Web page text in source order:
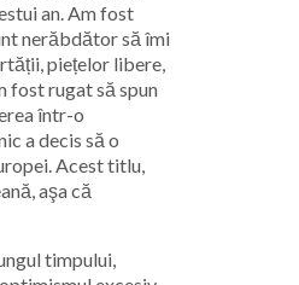
an. Am fost
nerăbdător să îmi
piețelor libere,
fost rugat să spun
într-o
a decis să o
Acest titlu,
aşa că
timpului,